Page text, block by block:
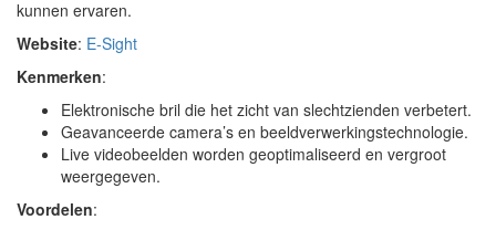
kunnen ervaren.
Website: E-Sight
Kenmerken:
Elektronische bril die het zicht van slechtzienden verbetert.
Geavanceerde camera’s en beeldverwerkingstechnologie.
Live videobeelden worden geoptimaliseerd en vergroot
weergegeven.
Voordelen: